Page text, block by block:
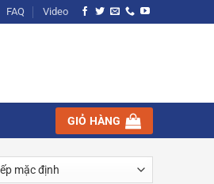
FAQ Video
GIỎ HÀNG